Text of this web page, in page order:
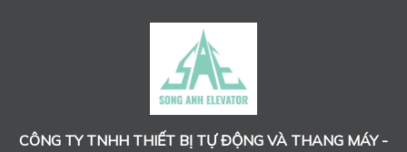
CÔNG TY TNHH THIẾT BỊ TỰ ĐỘNG VÀ THANG MÁY -